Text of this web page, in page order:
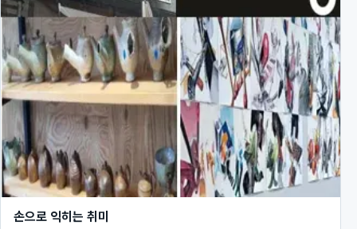
손으로 익히는 취미